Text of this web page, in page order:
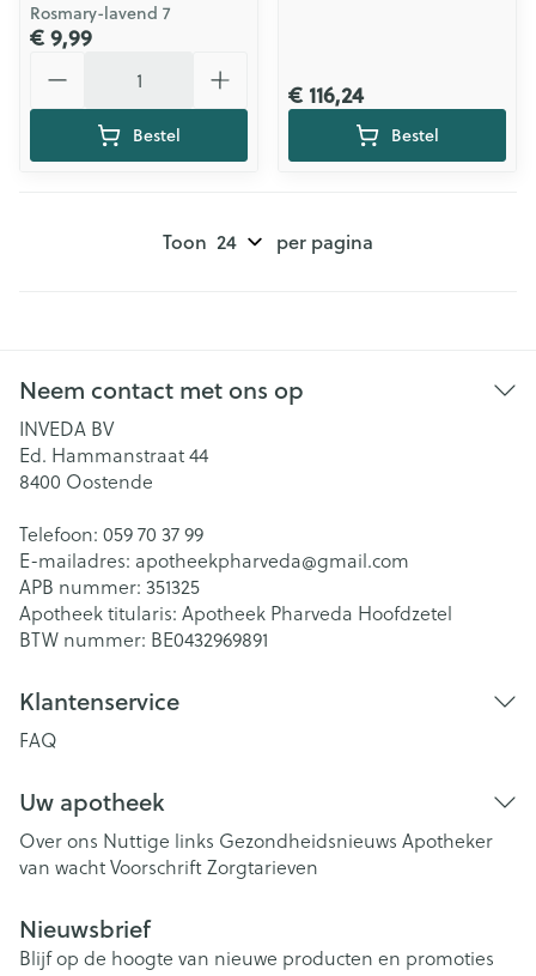
Rosmary-lavend 7
€ 9,99
Bestel
€ 116,24
Bestel
Toon per pagina
Neem contact met ons op
INVEDA BV
Ed. Hammanstraat 44
8400 Oostende
Telefoon: 059 70 37 99
E-mailadres: apotheekpharveda@gmail.com
APB nummer: 351325
Apotheek titularis: Apotheek Pharveda Hoofdzetel
BTW nummer: BE0432969891
Klantenservice
FAQ
Uw apotheek
Over ons Nuttige links Gezondheidsnieuws Apotheker
van wachtVoorschriftZorgtarieven
Nieuwsbrief
Blijf op de hoogte van nieuwe producten en promoties